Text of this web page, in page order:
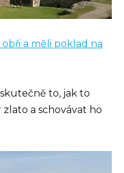
obři a měli poklad na
to, jak to
a schovávat ho